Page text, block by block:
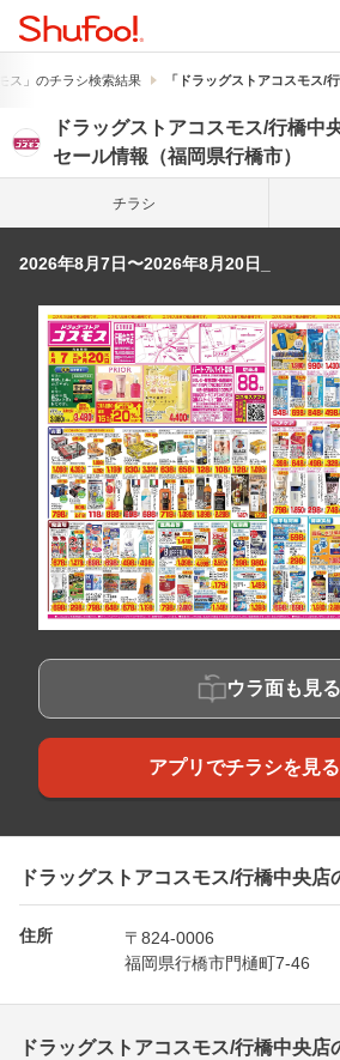
ス」のチラシ検索結果 「ドラッグストアコスモス/
ドラッグストアコスモス/行橋中
セール情報（福岡県行橋市）
チラシ
2026年8月7日〜2026年8月20日_
ウラ面も見る
アプリでチラシを見
ドラッグストアコスモス/行橋中央店
住所
〒824-0006
福岡県行橋市門樋町7-46
ドラッグストアコスモス/行橋中央店